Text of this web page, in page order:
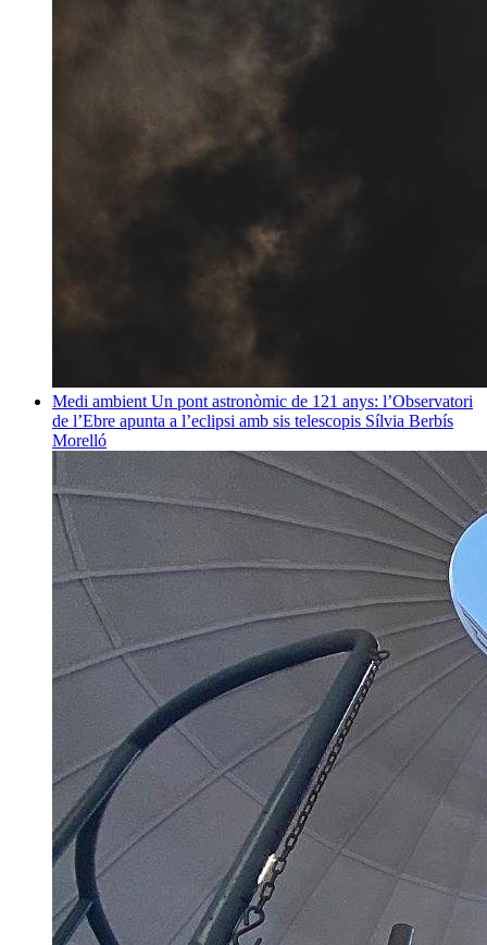
Medi ambient Un pont astronòmic de 121 anys: l’Observatori
de l’Ebre apunta a l’eclipsi amb sis telescopis Sílvia Berbís
Morelló